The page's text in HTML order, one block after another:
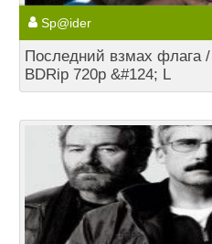
Sp@ider
Последний взмах флага
BDRip 720p &#124; L